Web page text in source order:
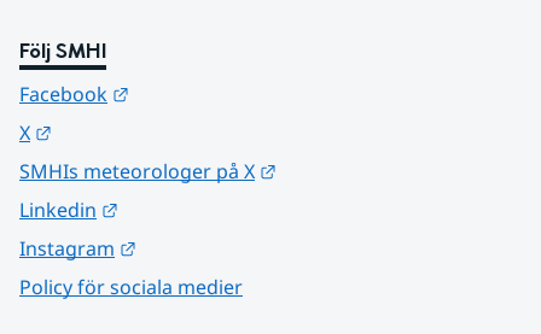
Följ SMHI
Facebook
X
SMHIs meteorologer på X
Linkedin
Instagram
Policy för sociala medier